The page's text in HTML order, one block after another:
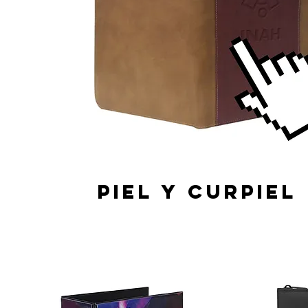
Piel y curpiel